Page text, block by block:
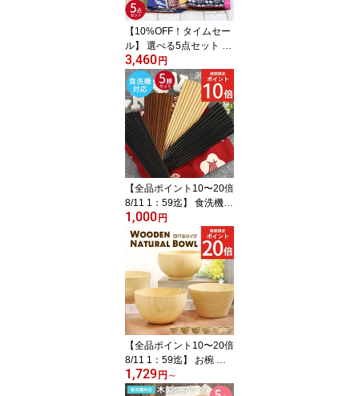
【10%OFF！タイムセー
ル】 選べる5点セット 曲
げわっぱ弁当箱と風呂
敷・箸・箸袋5点セット
選べる福袋 木製 お弁当
箱 おしゃれ 男 一段 女 漆
うるし 送料無料 まげわ
っぱ マゲワッパ わっぱ
弁当箱 曲げわっぱ
3,460 円
【全品ポイント10〜20倍
8/11 1：59迄】 食洗機対
応 木製 箸 セット 木製箸
5膳セット 四方箸 八角箸
選べる 福袋 月香 目摺り
鉄木 柿の木 先角 ポッキ
リ ぽっきり ポイント消
費 まとめ買い 和 食器 和
風 カトラリー 業務用 家
庭用 モダン set 5本
1,000 円
【全品ポイント10〜20倍
8/11 1：59迄】 お椀 食
洗機対応 木製 汁椀 ナノ
テックコーティング 椀
1,729 円 ～